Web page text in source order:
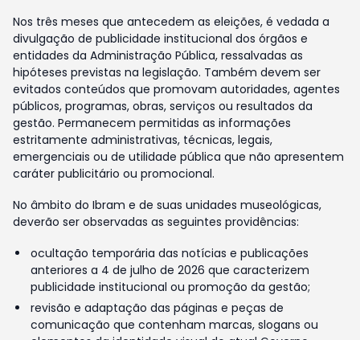
Nos três meses que antecedem as eleições, é vedada a
divulgação de publicidade institucional dos órgãos e
entidades da Administração Pública, ressalvadas as
hipóteses previstas na legislação. Também devem ser
evitados conteúdos que promovam autoridades, agentes
públicos, programas, obras, serviços ou resultados da
gestão. Permanecem permitidas as informações
estritamente administrativas, técnicas, legais,
emergenciais ou de utilidade pública que não apresentem
caráter publicitário ou promocional.
No âmbito do Ibram e de suas unidades museológicas,
deverão ser observadas as seguintes providências:
ocultação temporária das notícias e publicações
anteriores a 4 de julho de 2026 que caracterizem
publicidade institucional ou promoção da gestão;
revisão e adaptação das páginas e peças de
comunicação que contenham marcas, slogans ou